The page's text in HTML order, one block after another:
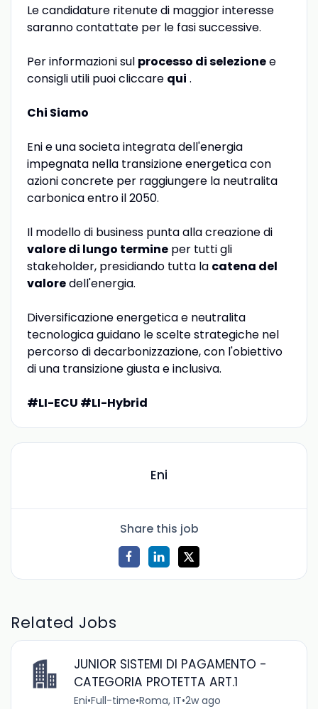
Le candidature ritenute di maggior interesse
saranno contattate per le fasi successive.
Per informazioni sul processo di selezionee
consigli utili puoi cliccare qui .
Chi Siamo
Eni e una societa integrata dell'energia
impegnata nella transizione energetica con
azioni concrete per raggiungere la neutralita
carbonica entro il 2050.
Il modello di business punta alla creazione di
valore di lungo termineper tutti gli
stakeholder, presidiando tutta la catena del
valoredell'energia.
Diversificazione energetica e neutralita
tecnologica guidano le scelte strategiche nel
percorso di decarbonizzazione, con l'obiettivo
di una transizione giusta e inclusiva.
#LI-ECU #LI-Hybrid
Eni
Share this job
Related Jobs
JUNIOR SISTEMI DI PAGAMENTO -
CATEGORIA PROTETTA ART.1
Eni•Full-time•Roma, IT•2w ago